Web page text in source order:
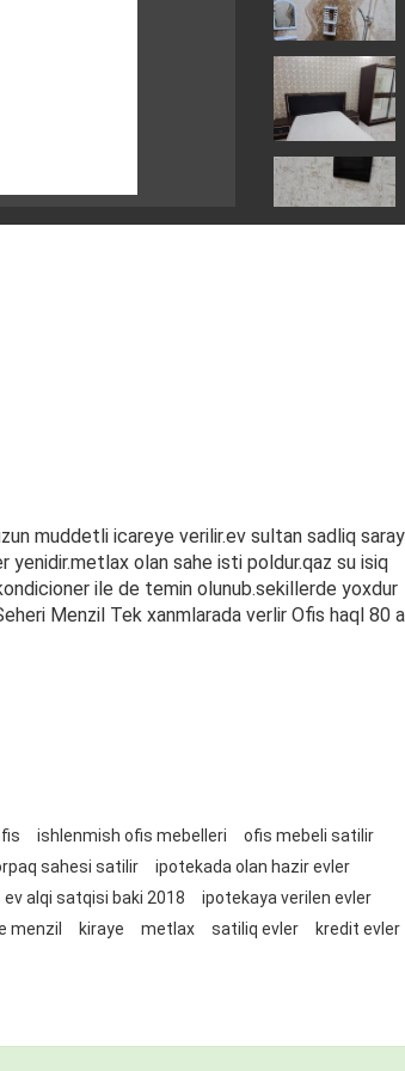
muddetli icareye verilir.ev sultan sadliq
yenidir.metlax olan sahe isti poldur.qaz su isiq
ile de temin olunub.sekillerde yoxdur
Menzil Tek xanmlarada verlir Ofis haql 80
ishlenmish ofis mebelleri
ofis mebeli satilir
sahesi satilir
ipotekada olan hazir evler
ev alqi satqisi baki 2018
ipotekaya verilen evler
menzil kiraye metlax satiliq evler
kredit evler